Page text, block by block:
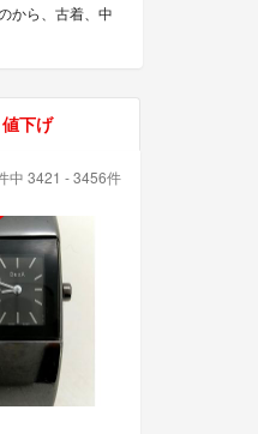
から、古着、中
値下げ
中 3421 - 3456件